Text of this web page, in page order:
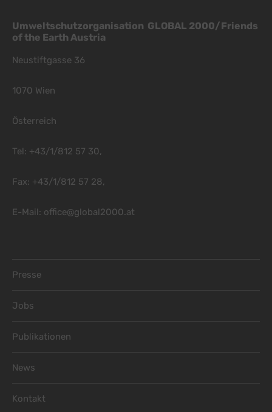
Umweltschutzorganisation GLOBAL 2000/Friends
of the Earth Austria
Neustiftgasse 36
1070 Wien
Österreich
Tel: +43/1/812 57 30,
Fax: +43/1/812 57 28,
E-Mail: office@global2000.at
Presse
Jobs
Publikationen
News
Kontakt